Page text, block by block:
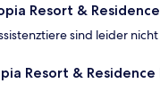
Resort &
sind leider
Resort &